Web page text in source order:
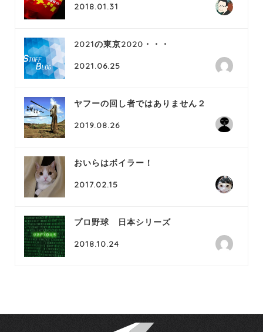
2018.01.31
2021の東京2020・・・
2021.06.25
ヤフーの回し者ではありません２
2019.08.26
おいらはボイラー！
2017.02.15
プロ野球 日本シリーズ
2018.10.24